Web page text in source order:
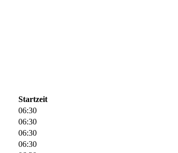
Startzeit
06:30
06:30
06:30
06:30